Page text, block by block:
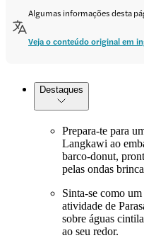
Algumas informações desta
Veja o conteúdo original em
Destaques
Prepara-te para
Langkawi ao
barco-donut,
pelas ondas
Sinta-se como
atividade de
sobre águas
ao seu redor.